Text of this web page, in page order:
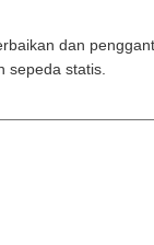
dan
sepeda statis.